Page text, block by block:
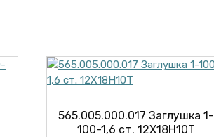
565.005.000.017 Заглушка 1-
100-1,6 ст. 12Х18Н10Т